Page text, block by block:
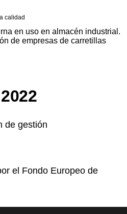
calidad
de gestión
el Fondo Europeo de